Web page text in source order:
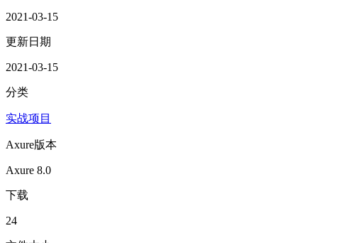
2021-03-15
更新日期
2021-03-15
分类
实战项目
Axure版本
Axure 8.0
下载
24